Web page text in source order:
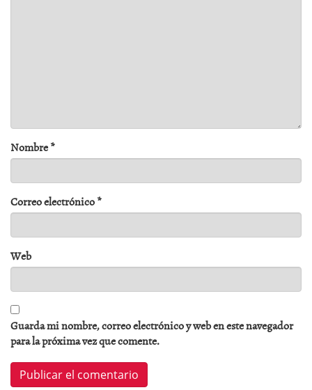
Nombre*
Correo electrónico*
Web
Guarda mi nombre, correo electrónico y web en este navegador
para la próxima vez que comente.